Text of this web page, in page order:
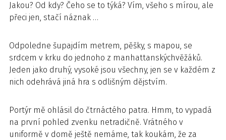
Jakou? Od kdy? Čeho se to týká? Vím, všeho s mírou, ale
přeci jen, stačí náznak …
Odpoledne šupajdím metrem, pěšky, s mapou, se
srdcem v krku do jednoho z manhattanskýchvěžáků.
Jeden jako druhý, vysoké jsou všechny, jen se v každém z
nich odehrává jiná hra s odlišným dějstvím.
Portýr mě ohlásil do čtrnáctého patra. Hmm, to vypadá
na první pohled zvenku netradičně. Vrátného v
uniformě v domě ještě nemáme, tak koukám, že za